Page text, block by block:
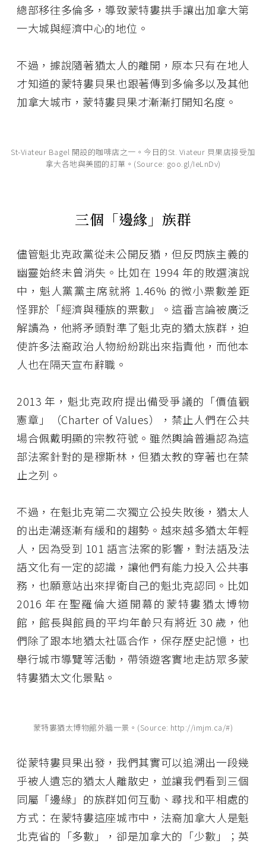
總部移往多倫多，導致蒙特婁拱手讓出加拿大第
一大城與經濟中心的地位。
不過，據說隨著猶太人的離開，原本只有在地人
才知道的蒙特婁貝果也跟著傳到多倫多以及其他
加拿大城市，蒙特婁貝果才漸漸打開知名度。
St-Viateur Bagel 開設的咖啡店之一。今日的St. Viateur 貝果店接受加
拿大各地與美國的訂單。(Source: goo.gl/IeLnDv)
三個「邊緣」族群
儘管魁北克政黨從未公開反猶，但反閃族主義的
幽靈始終未曾消失。比如在 1994 年的敗選演說
中，魁人黨黨主席就將 1.46% 的微小票數差距
怪罪於「經濟與種族的票數」。這番言論被廣泛
解讀為，他將矛頭對準了魁北克的猶太族群，迫
使許多法裔政治人物紛紛跳出來指責他，而他本
人也在隔天宣布辭職。
2013 年，魁北克政府提出備受爭議的「價值觀
憲章」（Charter of Values），禁止人們在公共
場合佩戴明顯的宗教符號。雖然輿論普遍認為這
部法案針對的是穆斯林，但猶太教的穿著也在禁
止之列。
不過，在魁北克第二次獨立公投失敗後，猶太人
的出走潮逐漸有緩和的趨勢。越來越多猶太年輕
人，因為受到 101 語言法案的影響，對法語及法
語文化有一定的認識，讓他們有能力投入公共事
務，也願意站出來捍衛自己的魁北克認同。比如
2016 年在聖羅倫大道開幕的蒙特婁猶太博物
館，館長與館員的平均年齡只有將近 30 歲，他
們除了跟本地猶太社區合作，保存歷史記憶，也
舉行城市導覽等活動，帶領遊客實地走訪眾多蒙
特婁猶太文化景點。
蒙特婁猶太博物館外牆一景。(Source: http://imjm.ca/#)
從蒙特婁貝果出發，我們其實可以追溯出一段幾
乎被人遺忘的猶太人離散史，並讓我們看到三個
同屬「邊緣」的族群如何互動、尋找和平相處的
方式：在蒙特婁這座城市中，法裔加拿大人是魁
北克省的「多數」，卻是加拿大的「少數」；英